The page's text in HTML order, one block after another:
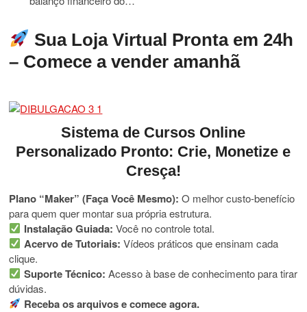
Sua Loja Virtual Pronta em 24h
– Comece a vender amanhã
Sistema de Cursos Online
Personalizado Pronto: Crie, Monetize e
Cresça!
Plano “Maker” (Faça Você Mesmo): O melhor custo-benefício
para quem quer montar sua própria estrutura.
Instalação Guiada: Você no controle total.
Acervo de Tutoriais: Vídeos práticos que ensinam cada
clique.
Suporte Técnico: Acesso à base de conhecimento para tirar
dúvidas.
Receba os arquivos e comece agora.